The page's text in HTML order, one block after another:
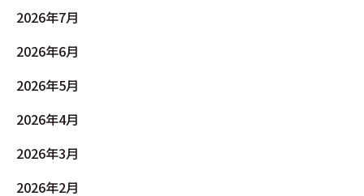
2026年7月
2026年6月
2026年5月
2026年4月
2026年3月
2026年2月